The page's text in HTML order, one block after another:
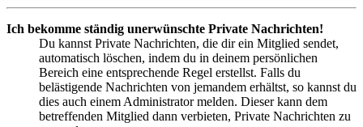
Ich bekomme ständig unerwünschte Private Nachrichten!
Du kannst Private Nachrichten, die dir ein Mitglied sendet,
automatisch löschen, indem du in deinem persönlichen
Bereich eine entsprechende Regel erstellst. Falls du
belästigende Nachrichten von jemandem erhältst, so kannst du
dies auch einem Administrator melden. Dieser kann dem
betreffenden Mitglied dann verbieten, Private Nachrichten zu